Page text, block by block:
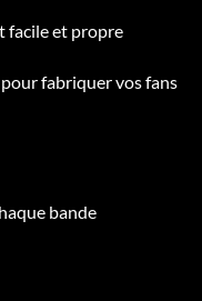
facile et propre
fabriquer vos fans
bande